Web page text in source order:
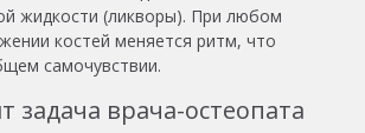
жидкости (ликворы). При любом
костей меняется ритм, что
самочувствии.
задача врача-остеопата